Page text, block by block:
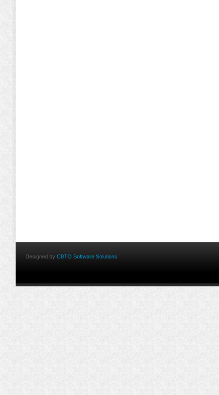
Designed by CBTO Software Solutions